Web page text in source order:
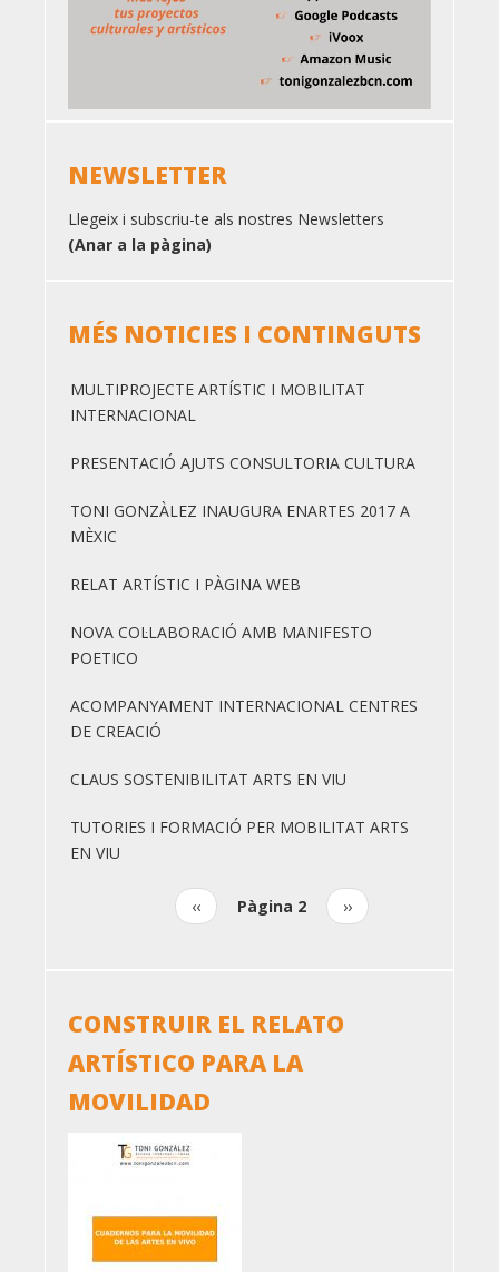
NEWSLETTER
Llegeix i subscriu-te als nostres Newsletters
(Anar a la pàgina)
MÉS NOTICIES I CONTINGUTS
MULTIPROJECTE ARTÍSTIC I MOBILITAT
INTERNACIONAL
PRESENTACIÓ AJUTS CONSULTORIA CULTURA
TONI GONZÀLEZ INAUGURA ENARTES 2017 A
MÈXIC
RELAT ARTÍSTIC I PÀGINA WEB
NOVA COL·LABORACIÓ AMB MANIFESTO
POETICO
ACOMPANYAMENT INTERNACIONAL CENTRES
DE CREACIÓ
CLAUS SOSTENIBILITAT ARTS EN VIU
TUTORIES I FORMACIÓ PER MOBILITAT ARTS
EN VIU
Pàgina
anterior
‹‹ Pàgina 2
Pàgina
següent
››
CONSTRUIR EL RELATO
ARTÍSTICO PARA LA
MOVILIDAD